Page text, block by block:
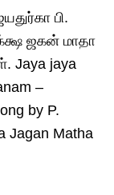
பி.
ரக்க்ஷ ஜகன் மாதா
Jaya jaya
–
by P.
Jagan Matha